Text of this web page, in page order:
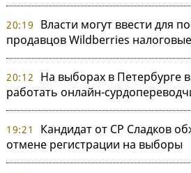
20:19
Власти могут ввести для
продавцов Wildberries
20:12
На выборах в Петербурге
работать онлайн-
19:21
Кандидат от СР Сладков
отмене регистрации на выборы